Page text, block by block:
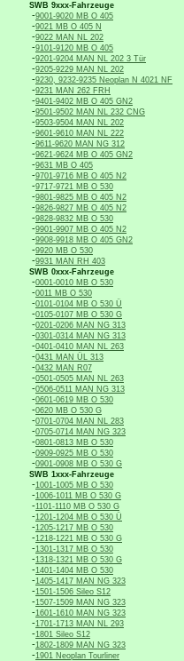
SWB 9xxx-Fahrzeuge
-9001-9020 MB O 405
-9021 MB O 405 N
-9022 MAN NL 202
-9101-9120 MB O 405
-9201-9204 MAN NL 202 3 Tür
-9205-9229 MAN NL 202
-9230, 9232-9235 Neoplan N 4021 NF
-9231 MAN 262 FRH
-9401-9402 MB O 405 GN2
-9501-9502 MAN NL 232 CNG
-9503-9504 MAN NL 202
-9601-9610 MAN NL 222
-9611-9620 MAN NG 312
-9621-9624 MB O 405 GN2
-9631 MB O 405
-9701-9716 MB O 405 N2
-9717-9721 MB O 530
-9801-9825 MB O 405 N2
-9826-9827 MB O 405 N2
-9828-9832 MB O 530
-9901-9907 MB O 405 N2
-9908-9918 MB O 405 GN2
-9920 MB O 530
-9931 MAN RH 403
SWB 0xxx-Fahrzeuge
-0001-0010 MB O 530
-0011 MB O 530
-0101-0104 MB O 530 Ü
-0105-0107 MB O 530 G
-0201-0206 MAN NG 313
-0301-0314 MAN NG 313
-0401-0410 MAN NL 263
-0431 MAN ÜL 313
-0432 MAN R07
-0501-0505 MAN NL 263
-0506-0511 MAN NG 313
-0601-0619 MB O 530
-0620 MB O 530 G
-0701-0704 MAN NL 283
-0705-0714 MAN NG 323
-0801-0813 MB O 530
-0909-0925 MB O 530
-0901-0908 MB O 530 G
SWB 1xxx-Fahrzeuge
-1001-1005 MB O 530
-1006-1011 MB O 530 G
-1101-1110 MB O 530 G
-1201-1204 MB O 530 Ü
-1205-1217 MB O 530
-1218-1221 MB O 530 G
-1301-1317 MB O 530
-1318-1321 MB O 530 G
-1401-1404 MB O 530
-1405-1417 MAN NG 323
-1501-1506 Sileo S12
-1507-1509 MAN NG 323
-1601-1610 MAN NG 323
-1701-1713 MAN NL 293
-1801 Sileo S12
-1802-1809 MAN NG 323
-1901 Neoplan Tourliner